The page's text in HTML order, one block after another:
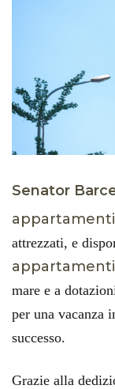
Senator
appartamenti
attrezzati, e
mare e a
per una vacanza
successo.
Grazie alla